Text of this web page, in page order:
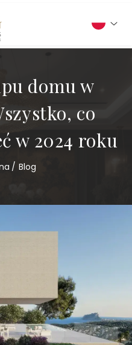
domu w
co
w 2024 roku
Blog